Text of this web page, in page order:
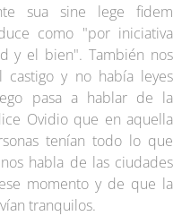
sua sine lege fidem
como "por iniciativa
y el bien". También nos
y no había leyes
pasa a hablar de la
Ovidio que en aquella
tenían todo lo que
habla de las ciudades
momento y de que la
tranquilos.